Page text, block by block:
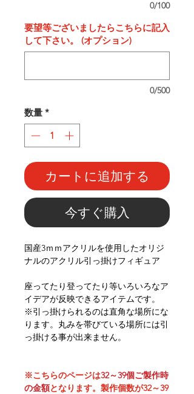
0/100
要望等ございましたらこちらに記入
して下さい。 (オプション)
0/500
数量 *
カートに追加する
今すぐ購入
国産3ｍｍアクリルを使用したオリジ
ナルのアクリル引っ掛けフィギュア
座ってたり登ってたり等いろいろなア
イデアが反映できるアイテムです。
※引っ掛けられるのは直角な場所にな
ります。丸みを帯びている場所には引
っ掛ける事が出来ません。
※こちらのページは32～39個ご製作時
の金額となります。製作個数が32～39